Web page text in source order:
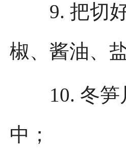
9. 把切好
椒、酱油、
10. 冬笋
中；